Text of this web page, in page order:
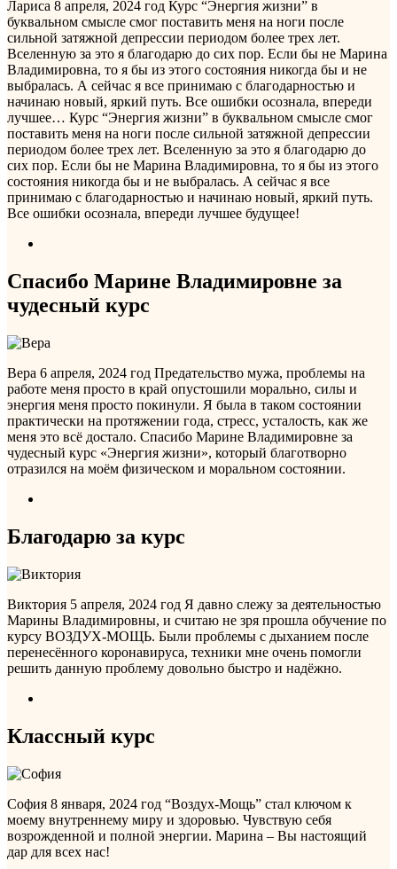
Лариса 8 апреля, 2024 год Курс “Энергия жизни” в
буквальном смысле смог поставить меня на ноги после
сильной затяжной депрессии периодом более трех лет.
Вселенную за это я благодарю до сих пор. Если бы не Марина
Владимировна, то я бы из этого состояния никогда бы и не
выбралась. А сейчас я все принимаю с благодарностью и
начинаю новый, яркий путь. Все ошибки осознала, впереди
лучшее… Курс “Энергия жизни” в буквальном смысле смог
поставить меня на ноги после сильной затяжной депрессии
периодом более трех лет. Вселенную за это я благодарю до
сих пор. Если бы не Марина Владимировна, то я бы из этого
состояния никогда бы и не выбралась. А сейчас я все
принимаю с благодарностью и начинаю новый, яркий путь.
Все ошибки осознала, впереди лучшее будущее!
Спасибо Марине Владимировне за
чудесный курс
Вера 6 апреля, 2024 год Предательство мужа, проблемы на
работе меня просто в край опустошили морально, силы и
энергия меня просто покинули. Я была в таком состоянии
практически на протяжении года, стресс, усталость, как же
меня это всё достало. Спасибо Марине Владимировне за
чудесный курс «Энергия жизни», который благотворно
отразился на моём физическом и моральном состоянии.
Благодарю за курс
Виктория 5 апреля, 2024 год Я давно слежу за деятельностью
Марины Владимировны, и считаю не зря прошла обучение по
курсу ВОЗДУХ-МОЩЬ. Были проблемы с дыханием после
перенесённого коронавируса, техники мне очень помогли
решить данную проблему довольно быстро и надёжно.
Классный курс
София 8 января, 2024 год “Воздух-Мощь” стал ключом к
моему внутреннему миру и здоровью. Чувствую себя
возрожденной и полной энергии. Марина – Вы настоящий
дар для всех нас!